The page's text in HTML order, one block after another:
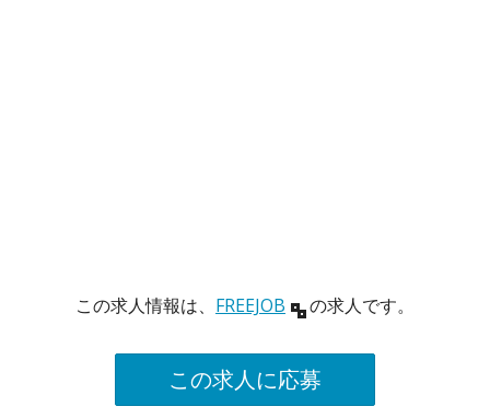
この求人情報は、 FREEJOB の求人です。
この求人に応募